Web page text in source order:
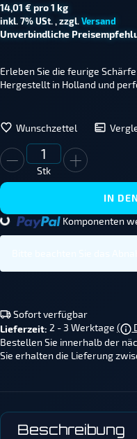
14,01 € pro 1 kg
inkl. 7% USt. , zzgl. Versand
Unverbindliche
Erleben Sie die feurige
Hergestellt in Holland und
Stk
IN
Komponenten
Sofort verfügbar
Lieferzeit: 2 - 3 Werktage (
Bestellen Sie innerhalb der
Sie erhalten die Lieferung
Wunschzettel
Beschreibung